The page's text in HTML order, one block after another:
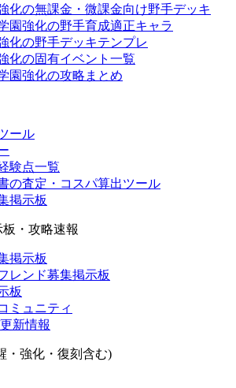
化の無課金・微課金向け野手デッキ
園強化の野手育成適正キャラ
化の野手デッキテンプレ
化の固有イベント一覧
園強化の攻略まとめ
ール
験点一覧
の査定・コスパ算出ツール
掲示板
・攻略速報
掲示板
レンド募集掲示板
板
ミュニティ
新情報
・強化・復刻含む)